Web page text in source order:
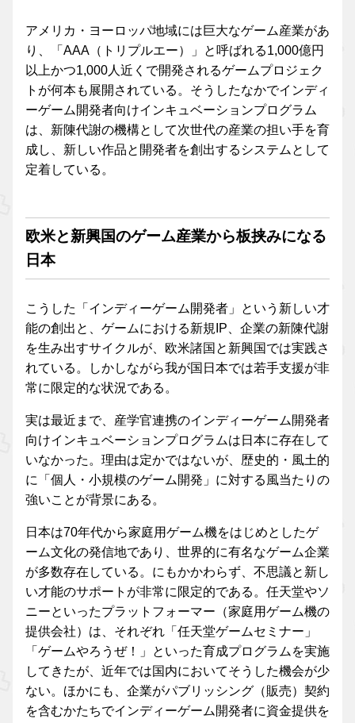
アメリカ・ヨーロッパ地域には巨大なゲーム産業があ
り、「AAA（トリプルエー）」と呼ばれる1,000億円
以上かつ1,000人近くで開発されるゲームプロジェク
トが何本も展開されている。そうしたなかでインディ
ーゲーム開発者向けインキュベーションプログラム
は、新陳代謝の機構として次世代の産業の担い手を育
成し、新しい作品と開発者を創出するシステムとして
定着している。
欧米と新興国のゲーム産業から板挟みになる
日本
こうした「インディーゲーム開発者」という新しい才
能の創出と、ゲームにおける新規IP、企業の新陳代謝
を生み出すサイクルが、欧米諸国と新興国では実践さ
れている。しかしながら我が国日本では若手支援が非
常に限定的な状況である。
実は最近まで、産学官連携のインディーゲーム開発者
向けインキュベーションプログラムは日本に存在して
いなかった。理由は定かではないが、歴史的・風土的
に「個人・小規模のゲーム開発」に対する風当たりの
強いことが背景にある。
日本は70年代から家庭用ゲーム機をはじめとしたゲ
ーム文化の発信地であり、世界的に有名なゲーム企業
が多数存在している。にもかかわらず、不思議と新し
い才能のサポートが非常に限定的である。任天堂やソ
ニーといったプラットフォーマー（家庭用ゲーム機の
提供会社）は、それぞれ「任天堂ゲームセミナー」
「ゲームやろうぜ！」といった育成プログラムを実施
してきたが、近年では国内においてそうした機会が少
ない。ほかにも、企業がパブリッシング（販売）契約
を含むかたちでインディーゲーム開発者に資金提供を